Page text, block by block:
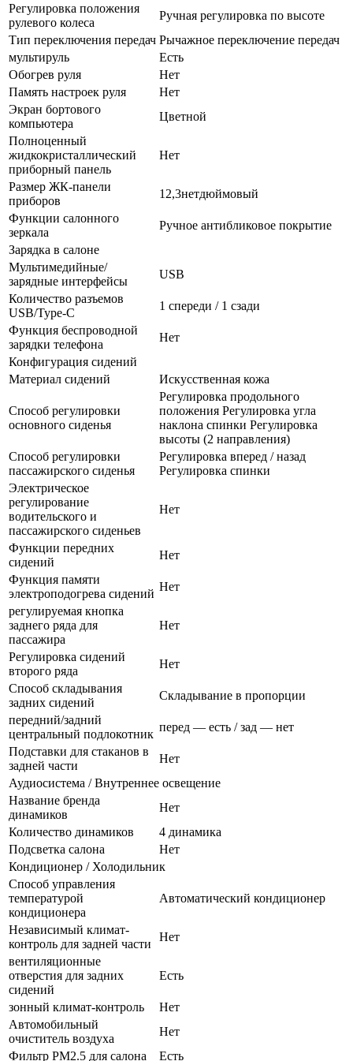
Регулировка положения
рулевого колеса
Ручная регулировка по высоте
Тип переключения передач Рычажное переключение передач
мультируль
Есть
Обогрев руля
Нет
Память настроек руля
Нет
Экран бортового
компьютера
Цветной
Полноценный
жидкокристаллический
приборный панель
Нет
Размер ЖК-панели
приборов
12,3нетдюймовый
Функции салонного
зеркала
Ручное антибликовое покрытие
Зарядка в салоне
Мультимедийные/
зарядные интерфейсы
USB
Количество разъемов
USB/Type-C
1 спереди / 1 сзади
Функция беспроводной
зарядки телефона
Нет
Конфигурация сидений
Материал сидений
Искусственная кожа
Способ регулировки
основного сиденья
Регулировка продольного
положения Регулировка угла
наклона спинки Регулировка
высоты (2 направления)
Способ регулировки
пассажирского сиденья
Регулировка вперед / назад
Регулировка спинки
Электрическое
регулирование
водительского и
пассажирского сиденьев
Нет
Функции передних
сидений
Нет
Функция памяти
электроподогрева сидений
Нет
регулируемая кнопка
заднего ряда для
пассажира
Нет
Регулировка сидений
второго ряда
Нет
Способ складывания
задних сидений
Складывание в пропорции
передний/задний
центральный подлокотник
перед — есть / зад — нет
Подставки для стаканов в
задней части
Нет
Аудиосистема / Внутреннее освещение
Название бренда
динамиков
Нет
Количество динамиков
4 динамика
Подсветка салона
Нет
Кондиционер / Холодильник
Способ управления
температурой
кондиционера
Автоматический кондиционер
Независимый климат-
контроль для задней части
Нет
вентиляционные
отверстия для задних
сидений
Есть
зонный климат-контроль
Нет
Автомобильный
очиститель воздуха
Нет
Фильтр PM2.5 для салона
Есть